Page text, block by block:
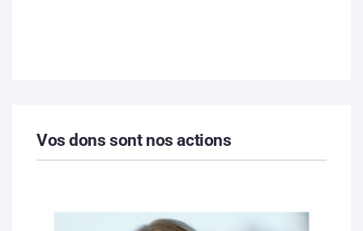
Vos dons sont nos actions